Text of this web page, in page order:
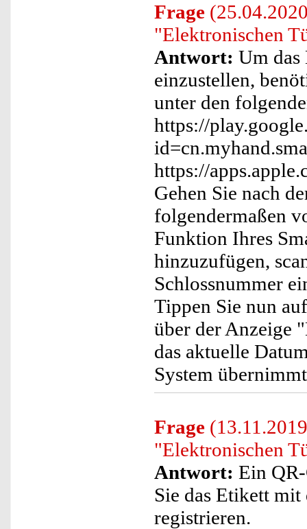
Frage
"Elektronischen
Antwort: Um das
einzustellen,
unter den
https://
https://
Gehen Sie nach
folgendermaßen
Funktion Ihres
hinzuzufügen,
Schlossnummer
Tippen Sie nun
über der Anzeige
das aktuelle
System
Frage
"Elektronischen
Antwort: Ein
Sie das Etikett
registrieren.